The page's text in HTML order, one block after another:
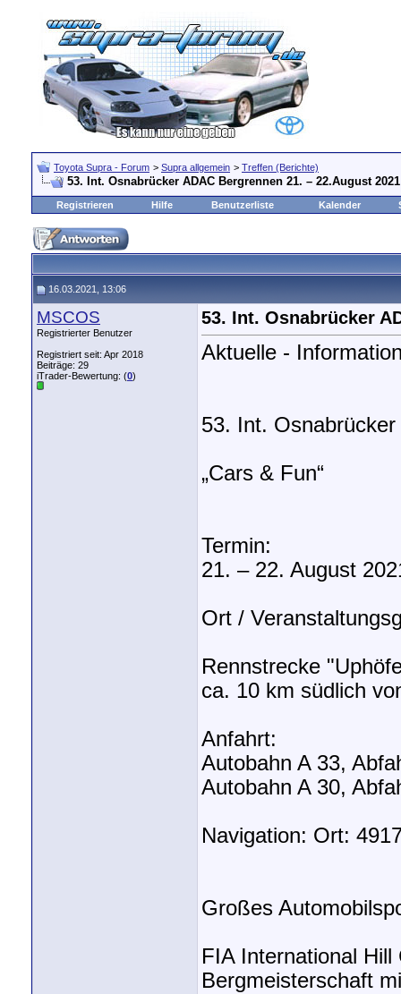
Toyota Supra - Forum > Supra allgemein > Treffen (Berichte)
53. Int. Osnabrücker ADAC Bergrennen 21. – 22.August 2021
Registrieren Hilfe Benutzerliste Kalender
16.03.2021, 13:06
MSCOS
Registrierter Benutzer
Registriert seit: Apr 2018
Beiträge: 29
iTrader-Bewertung: (0)
53. Int. Osnabrücker
Aktuelle -
53. Int.
„Cars & Fun“
Termin:
21. – 22. August
Ort /
Rennstrecke
ca. 10 km südlich
Anfahrt:
Autobahn A 33,
Autobahn A 30,
Navigation: Ort:
Großes
FIA International
Bergmeisterschaft